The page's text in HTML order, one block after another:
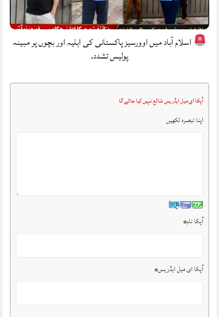
اسلام آباد میں اوورسیز پاکستانی کی اہلیہ اور بچوں پر مبینہ
پولیس تشدد.
آپکا ای میل ایڈریس شائع نہیں کیا جائے گا
اپنا تبصرہ لکھیں
آپکا نام*
آپکا ای میل ایڈریس*